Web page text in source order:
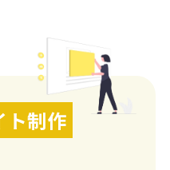
ト制作